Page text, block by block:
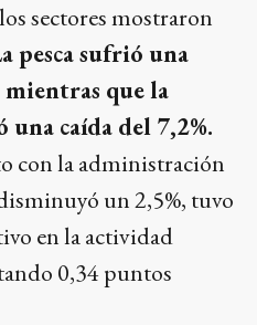
sectores mostraron
pesca sufrió una
que la
caída del 7,2%.
con la administración
un 2,5%, tuvo
en la actividad
0,34 puntos